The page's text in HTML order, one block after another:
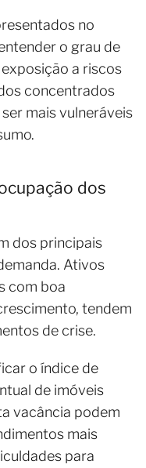
no
o grau de
a riscos
concentrados
mais vulneráveis
dos
dos principais
Ativos
com boa
tendem
de crise.
o índice de
de imóveis
vacância podem
mais
para